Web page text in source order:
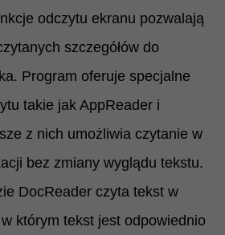
odczytu ekranu pozwalają
szczegółów do
Program oferuje specjalne
takie jak AppReader i
z nich umożliwia czytanie w
bez zmiany wyglądu tekstu.
DocReader czyta tekst w
którym tekst jest odpowiednio